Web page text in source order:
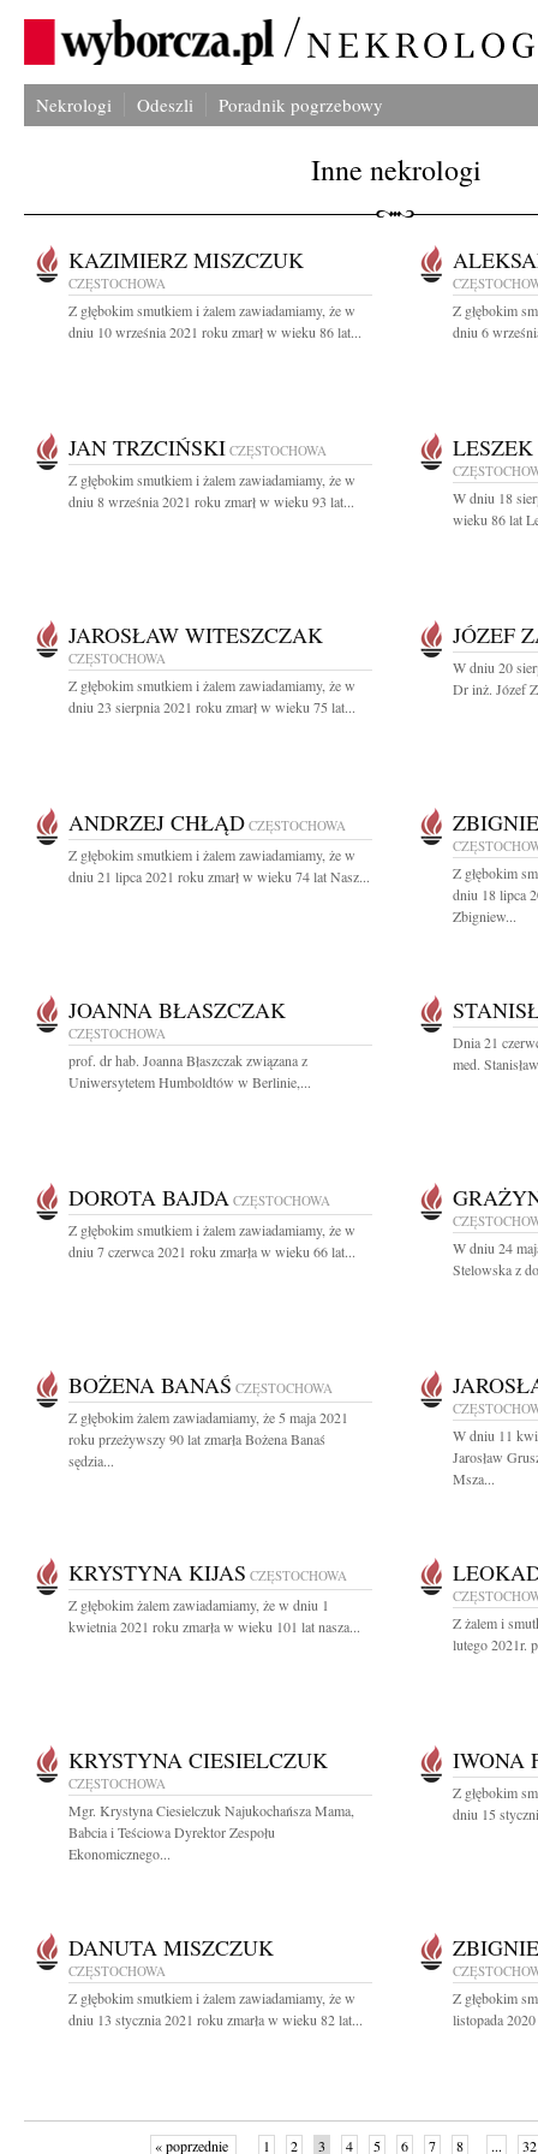
Nekrologi Odeszli Poradnik pogrzebowy
Inne nekrologi
KAZIMIERZ MISZCZUK
CZĘSTOCHOWA
Z głębokim smutkiem i żalem zawiadamiamy, że w
dniu 10 września 2021 roku zmarł w wieku 86 lat...
Z głębokim
dniu 6
JAN TRZCIŃSKI CZĘSTOCHOWA
Z głębokim smutkiem i żalem zawiadamiamy, że w
dniu 8 września 2021 roku zmarł w wieku 93 lat...
W dniu 18
wieku 86 lat
JAROSŁAW WITESZCZAK
CZĘSTOCHOWA
Z głębokim smutkiem i żalem zawiadamiamy, że w
dniu 23 sierpnia 2021 roku zmarł w wieku 75 lat...
JÓZEF
W dniu 20
Dr inż. Józef
ANDRZEJ CHŁĄD CZĘSTOCHOWA
Z głębokim smutkiem i żalem zawiadamiamy, że w
dniu 21 lipca 2021 roku zmarł w wieku 74 lat Nasz...
Z głębokim
dniu 18 lipca
Zbigniew...
JOANNA BŁASZCZAK
CZĘSTOCHOWA
prof. dr hab. Joanna Błaszczak związana z
Uniwersytetem Humboldtów w Berlinie,...
Dnia 21
med.
DOROTA BAJDA CZĘSTOCHOWA
Z głębokim smutkiem i żalem zawiadamiamy, że w
dniu 7 czerwca 2021 roku zmarła w wieku 66 lat...
W dniu 24
Stelowska z
BOŻENA BANAŚ CZĘSTOCHOWA
Z głębokim żalem zawiadamiamy, że 5 maja 2021
roku przeżywszy 90 lat zmarła Bożena Banaś
sędzia...
W dniu 11
Jarosław
Msza...
KRYSTYNA KIJAS CZĘSTOCHOWA
Z głębokim żalem zawiadamiamy, że w dniu 1
kwietnia 2021 roku zmarła w wieku 101 lat nasza...
Z żalem i
lutego 2021r.
KRYSTYNA CIESIELCZUK
CZĘSTOCHOWA
Mgr. Krystyna Ciesielczuk Najukochańsza Mama,
Babcia i Teściowa Dyrektor Zespołu
Ekonomicznego...
IWONA
Z głębokim
dniu 15
DANUTA MISZCZUK
CZĘSTOCHOWA
Z głębokim smutkiem i żalem zawiadamiamy, że w
dniu 13 stycznia 2021 roku zmarła w wieku 82 lat...
Z głębokim
listopada
« poprzednie 1 2 3 4 5 6 7 8 ... 32